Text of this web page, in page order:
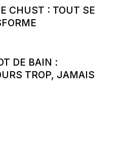
CHUST : TOUT SE
DE BAIN :
TROP, JAMAIS